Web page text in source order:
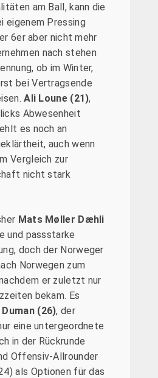
am Ball, kann die
eigenem Pressing
6er aber nicht mehr
nach stehen
ob im Winter,
bei Vertragsende
Ali Loune (21),
Abwesenheit
es noch an
auch wenn
Vergleich zur
nicht stark
Mats Møller Dæhli
und passstarke
doch der Norweger
Norwegen zum
er zuletzt nur
bekam. Es
(26), der
eine untergeordnete
in der Rückrunde
Offensiv-Allrounder
als Optionen für das